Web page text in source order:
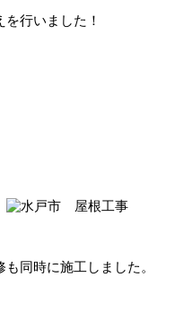
行いました！
同時に施工しました。